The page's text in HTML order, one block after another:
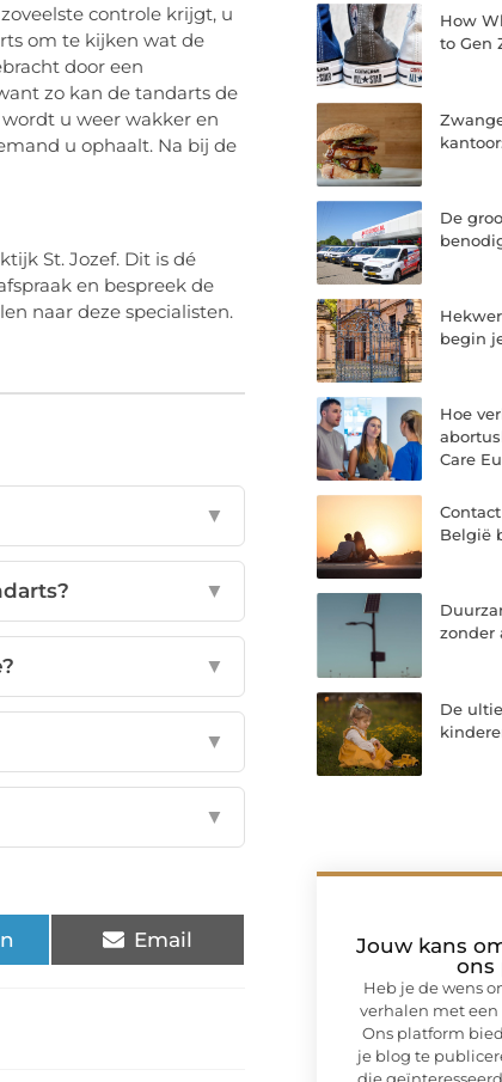
controle krijgt, u
om te kijken wat de
door een
zo kan de tandarts de
u weer wakker en
u ophaalt. Na bij de
St. Jozef. Dit is dé
en bespreek de
naar deze specialisten.
▼
▼
▼
▼
▼
Email
How
to Gen
De
begin
Hoe
Care
België
zonder
De
Jouw kans
ons
Heb je de wens
verhalen met
Ons platform
je blog te